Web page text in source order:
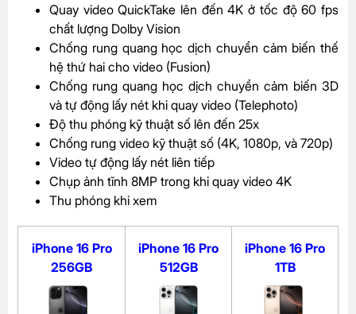
Quay video QuickTake lên đến 4K ở tốc độ 60 fps
chất lượng Dolby Vision
Chống rung quang học dịch chuyển cảm biến thế
hệ thứ hai cho video (Fusion)
Chống rung quang học dịch chuyển cảm biến 3D
và tự động lấy nét khi quay video (Telephoto)
Độ thu phóng kỹ thuật số lên đến 25x
Chống rung video kỹ thuật số (4K, 1080p, và 720p)
Video tự động lấy nét liên tiếp
Chụp ảnh tĩnh 8MP trong khi quay video 4K
Thu phóng khi xem
iPhone 16 Pro
256GB
iPhone 16 Pro
512GB
iPhone 16 Pro
1TB